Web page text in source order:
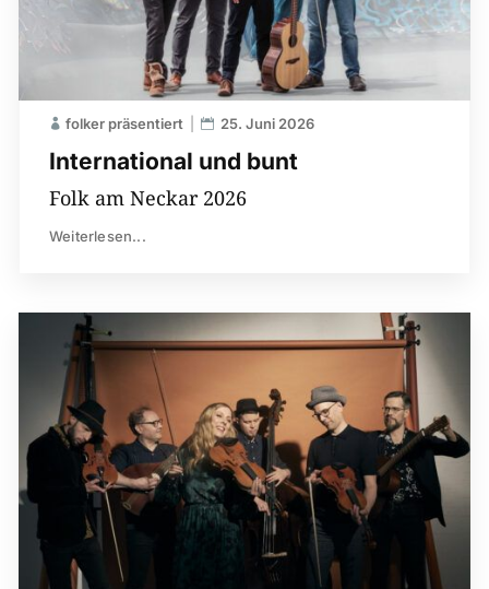
International und bunt
folker präsentiert 25. Juni 2026
Folk am Neckar 2026
Weiterlesen...